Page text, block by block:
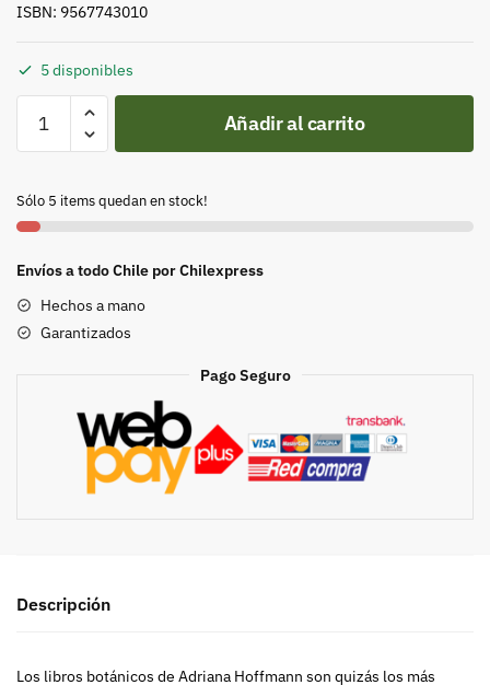
ISBN: 9567743010
5 disponibles
SILVESTRE
ZONA
ARAUCANA
-
Hoffmann
cantidad
Añadir al carrito
Sólo 5 items quedan en stock!
Envíos a todo Chile por Chilexpress
Hechos a mano
Garantizados
Pago Seguro
Descripción
Los libros botánicos de Adriana Hoffmann son quizás los más